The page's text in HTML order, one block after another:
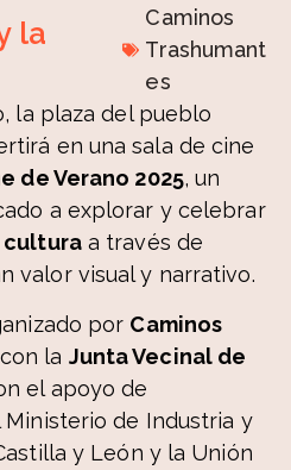
la
Caminos
Trashumant
es
la plaza del pueblo
en una sala de cine
de Verano 2025, un
a explorar y celebrar
culturaa través de
valor visual y narrativo.
por Caminos
la Junta Vecinal de
el apoyo de
de Industria y
y León y la Unión